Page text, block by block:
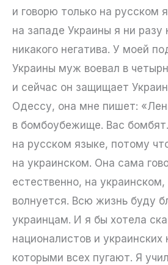
и говорю только на русском
на западе Украины я ни разу
никакого негатива. У моей
Украины муж воевал в
и сейчас он защищает
Одессу, она мне пишет:
в бомбоубежище. Вас
на русском языке, потому
на украинском. Она сама
естественно, на
волнуется. Всю жизнь буду
украинцам. И я бы хотела
националистов и украинских
которыми всех пугают. Я